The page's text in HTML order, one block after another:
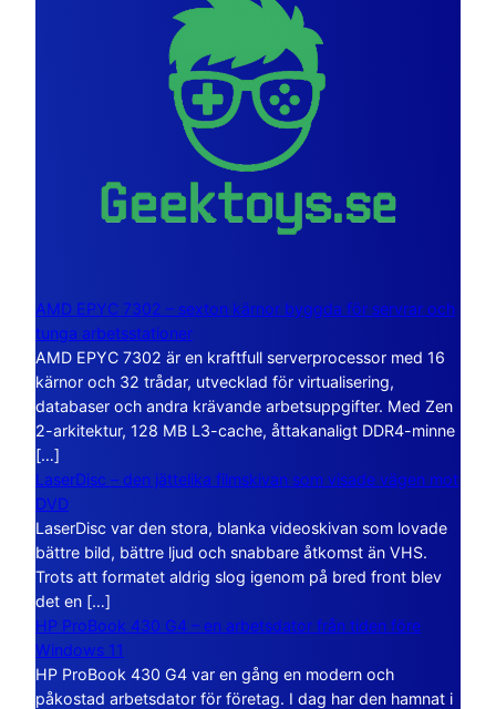
AMD EPYC 7302 – sexton kärnor byggda för servrar och
tunga arbetsstationer
AMD EPYC 7302 är en kraftfull serverprocessor med 16
kärnor och 32 trådar, utvecklad för virtualisering,
databaser och andra krävande arbetsuppgifter. Med Zen
2-arkitektur, 128 MB L3-cache, åttakanaligt DDR4-minne
[…]
LaserDisc – den jättelika filmskivan som visade vägen mot
DVD
LaserDisc var den stora, blanka videoskivan som lovade
bättre bild, bättre ljud och snabbare åtkomst än VHS.
Trots att formatet aldrig slog igenom på bred front blev
det en […]
HP ProBook 430 G4 – en arbetsdator från tiden före
Windows 11
HP ProBook 430 G4 var en gång en modern och
påkostad arbetsdator för företag. I dag har den hamnat i